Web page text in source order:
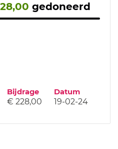
gedoneerd
Bijdrage Datum
€ 228,00 19-02-24